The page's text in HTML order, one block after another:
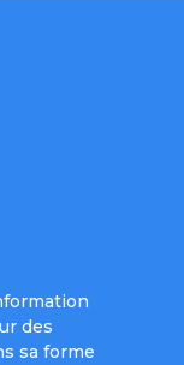
des
sa forme